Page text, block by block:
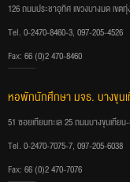
126 ถนนประชาอุทิศ แขวงบางมด เขต
Tel. 0-2470-8460-3, 097-205-4526
Fax: 66 (0)2 470-8460
หอพักนักศึกษา มจธ. บางขุน
51 ซอยเทียนทะเล 25 ถนนบางขุนเทียน
Tel. 0-2470-7075-7, 097-205-6038
Fax: 66 (0)2 470-7076